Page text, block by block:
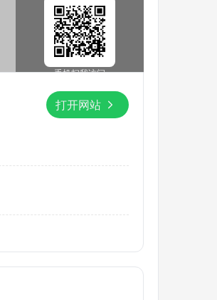
手机扫我访问
打开网站